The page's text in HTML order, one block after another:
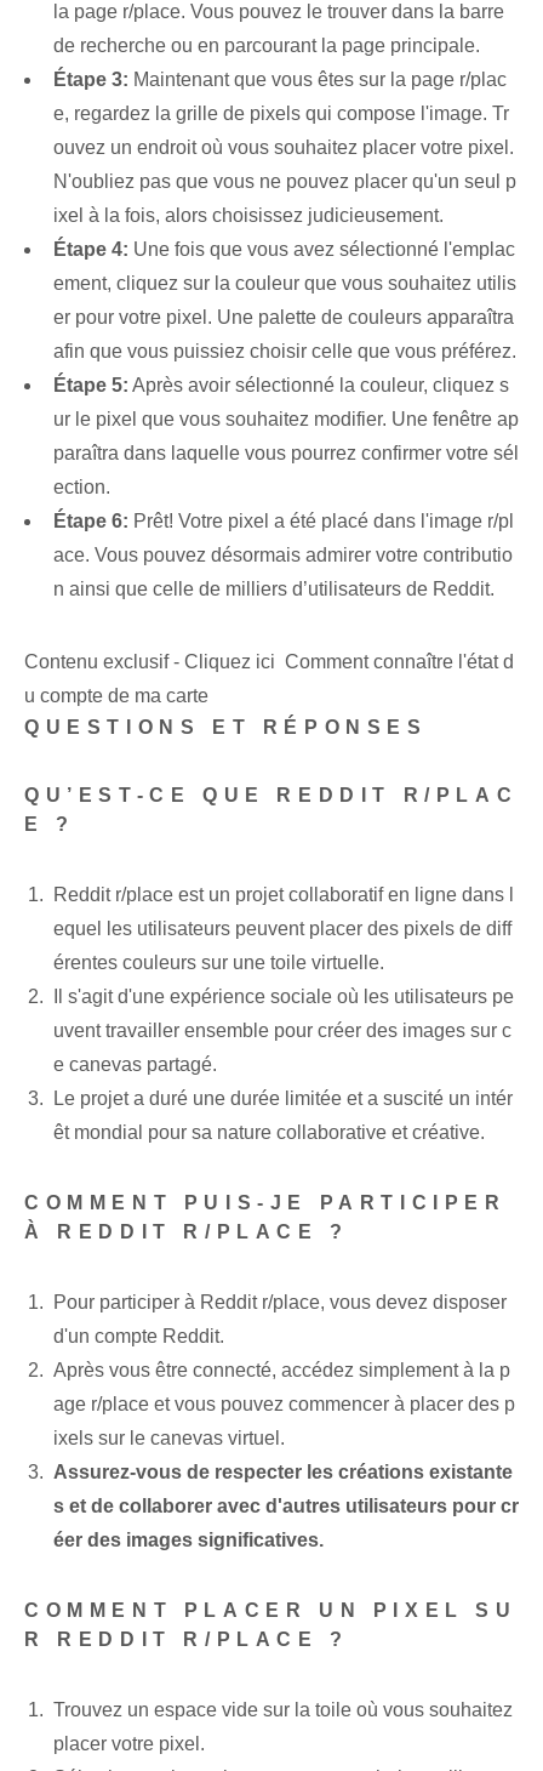
la page r/place. Vous pouvez le trouver dans la barre
de recherche ou en parcourant la page principale.
Étape 3: Maintenant que vous êtes sur la page r/plac
e, regardez la grille de pixels qui compose l'image. Tr
ouvez un endroit où vous souhaitez placer votre pixel.
N'oubliez pas que vous ne pouvez placer qu'un seul p
ixel à la fois, alors choisissez judicieusement.
Étape 4: Une fois que vous avez sélectionné l'emplac
ement, cliquez sur la couleur que vous souhaitez utilis
er pour votre pixel. Une palette de couleurs apparaîtra
afin que vous puissiez choisir celle que vous préférez.
Étape 5: Après avoir sélectionné la couleur, cliquez s
ur le pixel que vous souhaitez modifier. Une fenêtre ap
paraîtra dans laquelle vous pourrez confirmer votre sél
ection.
Étape 6: Prêt! Votre pixel a été placé dans l'image r/pl
ace. Vous pouvez désormais admirer votre contributio
n ainsi que celle de milliers d’utilisateurs de Reddit.
Contenu exclusif - Cliquez ici Comment connaître l'état d
u compte de ma carte
QUESTIONS ET RÉPONSES
QU’EST-CE QUE REDDIT R/PLAC
E ?
Reddit r/place est un projet collaboratif en ligne dans l
equel les utilisateurs peuvent placer des pixels de diff
érentes couleurs sur une toile virtuelle.
Il s'agit d'une expérience sociale où les utilisateurs pe
uvent travailler ensemble pour créer des images sur c
e canevas partagé.
Le projet a duré une durée limitée et a suscité un intér
êt mondial pour sa nature collaborative et créative.
COMMENT PUIS-JE PARTICIPER
À REDDIT R/PLACE ?
Pour participer à Reddit r/place, vous devez disposer
d'un compte Reddit.
Après vous être connecté, accédez simplement à la p
age r/place et vous pouvez commencer à placer des p
ixels sur le canevas virtuel.
Assurez-vous de respecter les créations existante
s et de collaborer avec d'autres utilisateurs pour cr
éer des images significatives.
COMMENT PLACER UN PIXEL SU
R REDDIT R/PLACE ?
Trouvez un espace vide sur la toile où vous souhaitez
placer votre pixel.